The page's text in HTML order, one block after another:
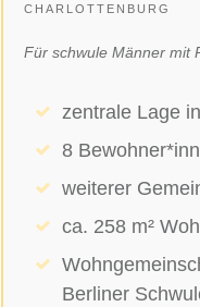
CHARLOTTENBURG
Für schwule Männer mit
zentrale Lage
8
weiterer
ca. 258 m²
Berliner